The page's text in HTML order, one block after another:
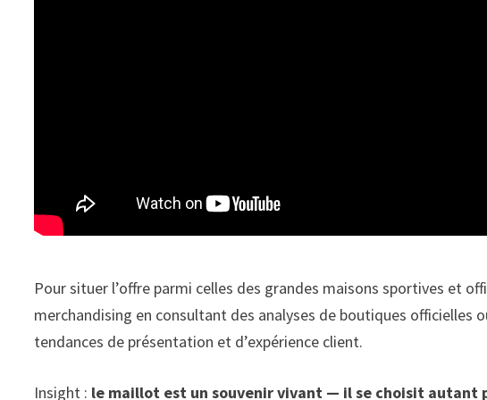
Pour situer l’offre parmi celles des grandes maisons sportives et
merchandising en consultant des analyses de boutiques
tendances de présentation et d’expérience client.
Insight : le maillot est un souvenir vivant — il se choisit autant